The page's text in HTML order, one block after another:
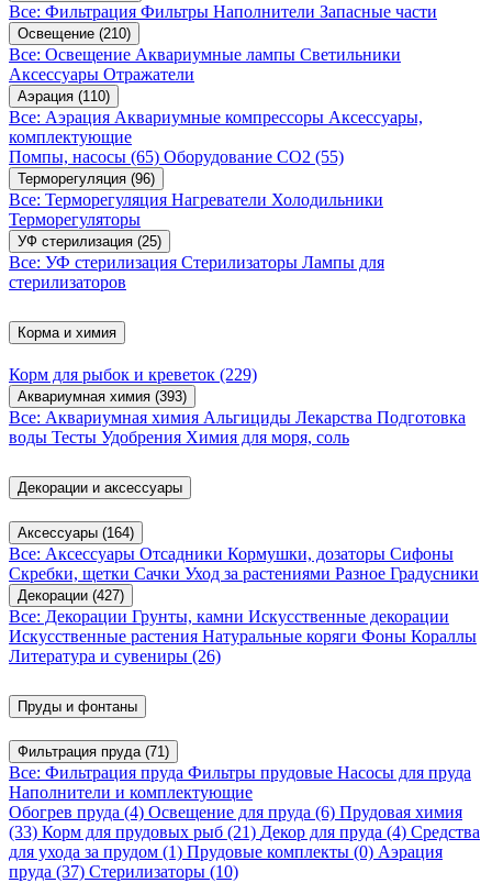
Все: Фильтрация Фильтры Наполнители Запасные части
Освещение (210)
Все: Освещение Аквариумные лампы Светильники
Аксессуары Отражатели
Аэрация (110)
Все: Аэрация Аквариумные компрессоры Аксессуары,
комплектующие
Помпы, насосы (65) Оборудование CO2 (55)
Терморегуляция (96)
Все: Терморегуляция Нагреватели Холодильники
Терморегуляторы
УФ стерилизация (25)
Все: УФ стерилизация Стерилизаторы Лампы для
стерилизаторов
Корма и химия
Корм для рыбок и креветок (229)
Аквариумная химия (393)
Все: Аквариумная химия Альгициды Лекарства Подготовка
воды Тесты Удобрения Химия для моря, соль
Декорации и аксессуары
Аксессуары (164)
Все: Аксессуары Отсадники Кормушки, дозаторы Сифоны
Скребки, щетки Сачки Уход за растениями Разное Градусники
Декорации (427)
Все: Декорации Грунты, камни Искусственные декорации
Искусственные растения Натуральные коряги Фоны Кораллы
Литература и сувениры (26)
Пруды и фонтаны
Фильтрация пруда (71)
Все: Фильтрация пруда Фильтры прудовые Насосы для пруда
Наполнители и комплектующие
Обогрев пруда (4) Освещение для пруда (6) Прудовая химия
(33) Корм для прудовых рыб (21) Декор для пруда (4) Средства
для ухода за прудом (1) Прудовые комплекты (0) Аэрация
пруда (37) Стерилизаторы (10)